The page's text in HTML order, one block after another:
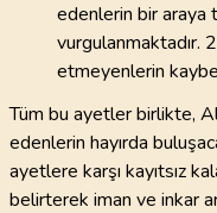
edenlerin bir araya
vurgulanmaktadır.
etmeyenlerin
Tüm bu ayetler birlikte,
edenlerin hayırda
ayetlere karşı kayıtsız
belirterek iman ve inkar